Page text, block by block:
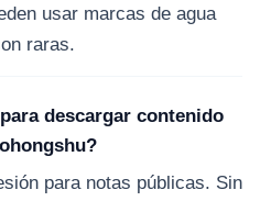
usar marcas de agua
raras.
descargar contenido
para notas públicas. Sin